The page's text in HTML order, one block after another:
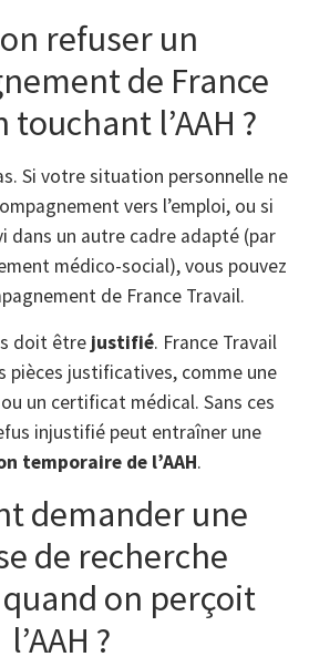
refuser un
de France
touchant l’AAH ?
Si votre situation personnelle ne
vers l’emploi, ou si
dans un autre cadre adapté (par
médico-social), vous pouvez
de France Travail.
doit être justifié. France Travail
pièces justificatives, comme une
un certificat médical. Sans ces
injustifié peut entraîner une
temporaire de l’AAH.
demander une
de recherche
on perçoit
l’AAH ?